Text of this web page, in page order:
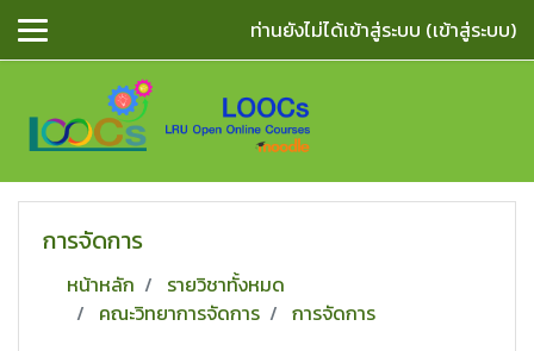
ข้ามไปยังเนื้อหาหลัก
ท่านยังไม่ได้เข้าสู่ระบบ (เข้าสู่ระบบ)
การจัดการ
หน้าหลัก
รายวิชาทั้งหมด
คณะวิทยาการจัดการ
การจัดการ